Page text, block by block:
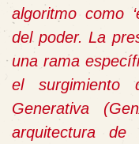
algoritmo como
del poder. La
una rama
el surgimiento
Generativa
arquitectura de